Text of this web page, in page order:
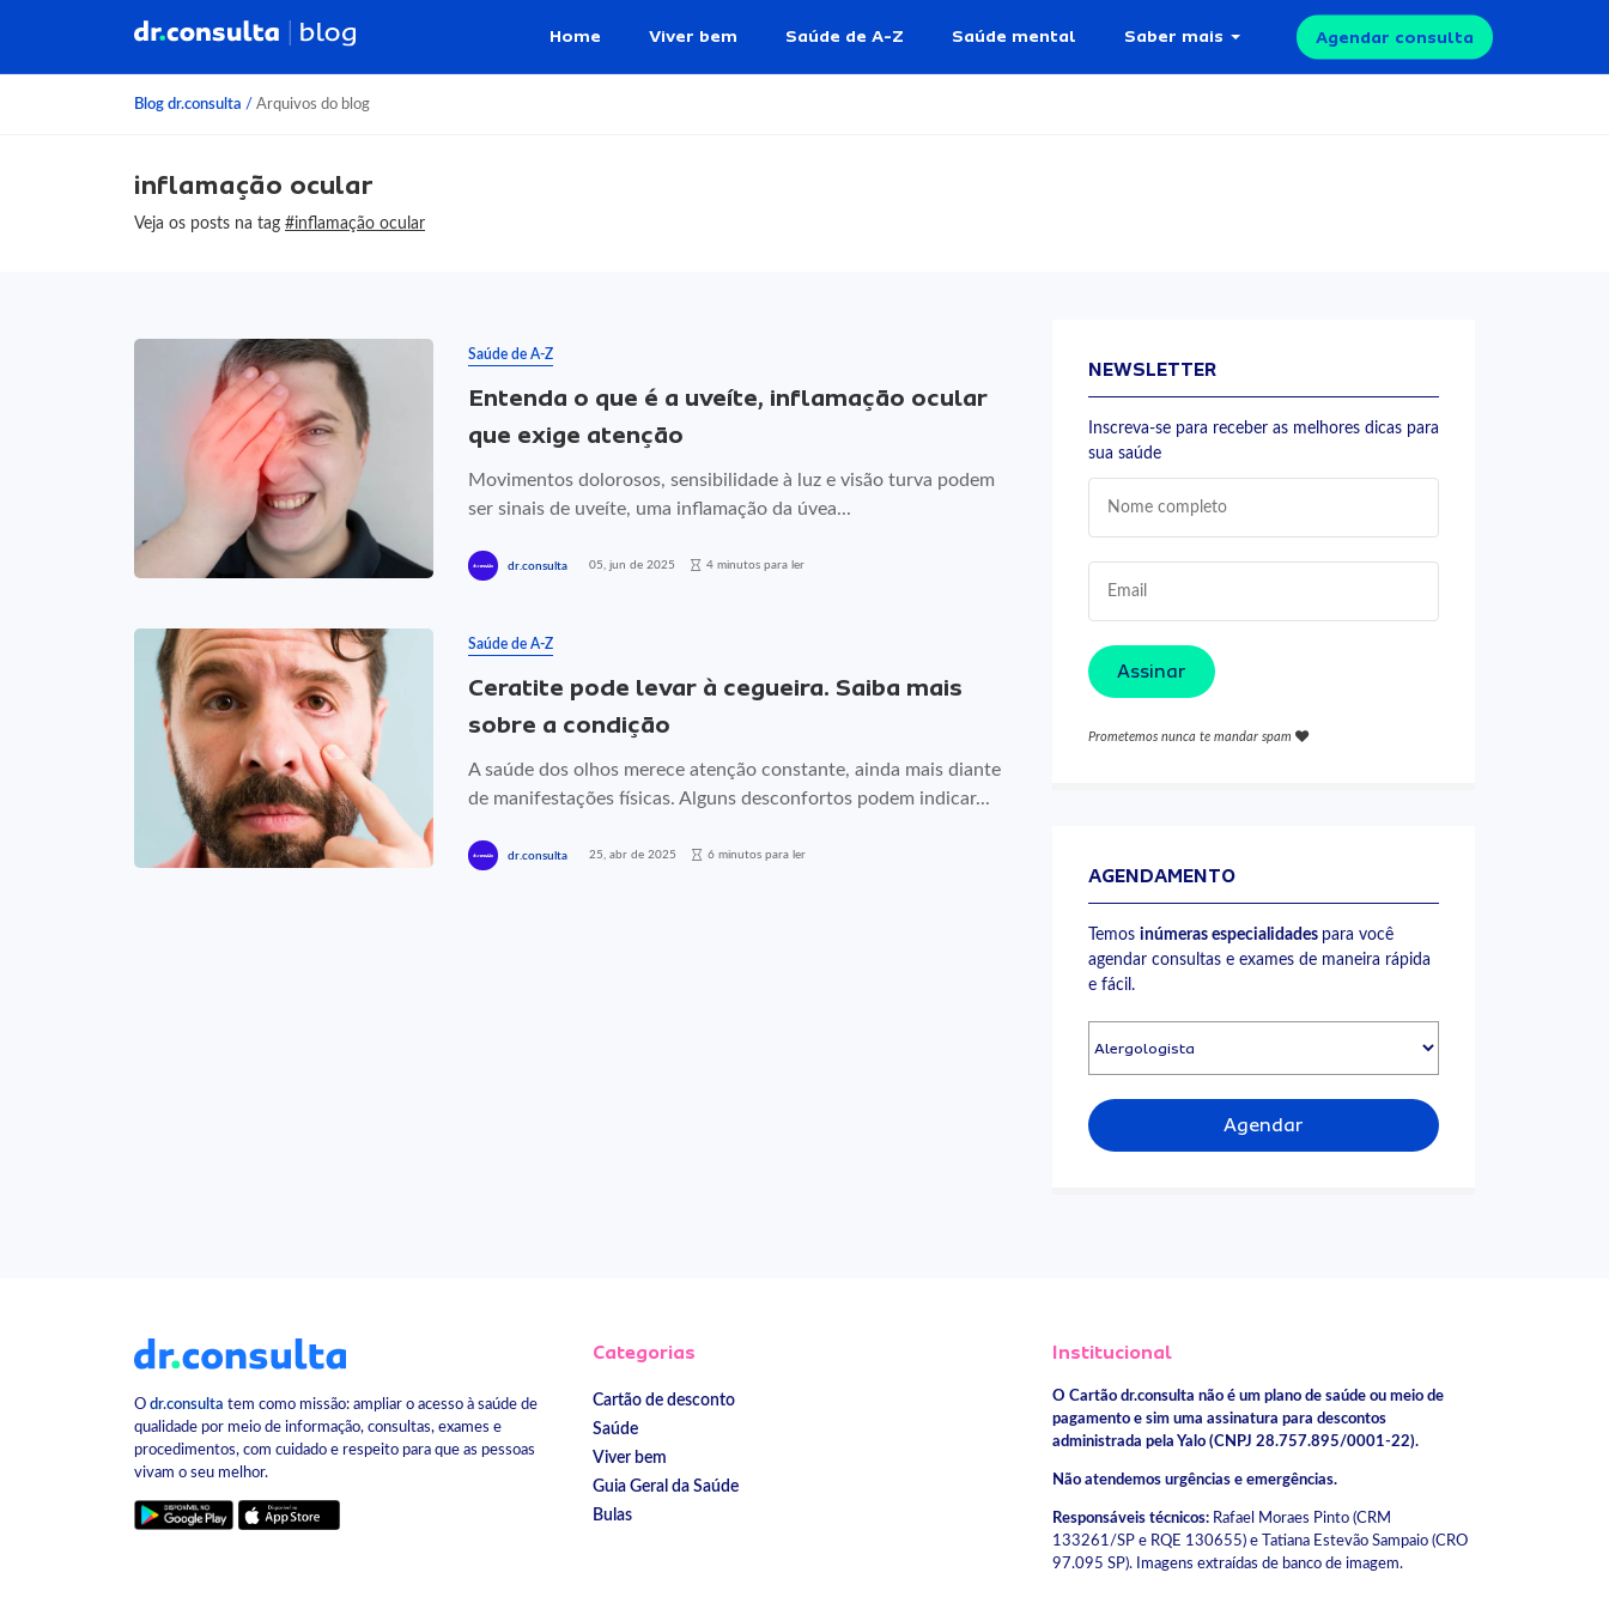
Home Viver bem Saúde de A-Z Saúde mental Saber mais Agendar consulta
Blog dr.consulta / Arquivos do blog
inflamação ocular
Veja os posts na tag #inflamação ocular
Saúde de A-Z
Entenda o que é a uveíte, inflamação ocular
que exige atenção
Movimentos dolorosos, sensibilidade à luz e visão turva podem
ser sinais de uveíte, uma inflamação da úvea...
dr.consulta 05, jun de 2025 4 minutos para ler
Saúde de A-Z
Ceratite pode levar à cegueira. Saiba mais
sobre a condição
A saúde dos olhos merece atenção constante, ainda mais diante
de manifestações físicas. Alguns desconfortos podem indicar...
dr.consulta 25, abr de 2025 6 minutos para ler
NEWSLETTER
Inscreva-se para receber as melhores dicas para
sua saúde
Assinar
Prometemos nunca te mandar spam
AGENDAMENTO
Temos inúmeras especialidades para você
agendar consultas e exames de maneira rápida
e fácil.
Agendar
O dr.consulta tem como missão: ampliar o acesso à saúde de
qualidade por meio de informação, consultas, exames e
procedimentos, com cuidado e respeito para que as pessoas
vivam o seu melhor.
Categorias
Cartão de desconto
Saúde
Viver bem
Guia Geral da Saúde
Bulas
Institucional
O Cartão dr.consulta não é um plano de saúde ou meio de
pagamento e sim uma assinatura para descontos
administrada pela Yalo (CNPJ 28.757.895/0001-22).
Não atendemos urgências e emergências.
Responsáveis técnicos:Rafael Moraes Pinto (CRM
133261/SP e RQE 130655) e Tatiana Estevão Sampaio (CRO
97.095 SP). Imagens extraídas de banco de imagem.